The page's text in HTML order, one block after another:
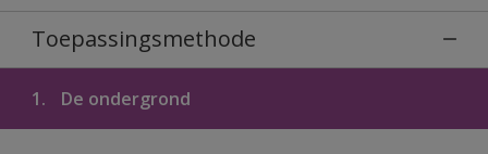
Toepassingsmethode
1. De ondergrond